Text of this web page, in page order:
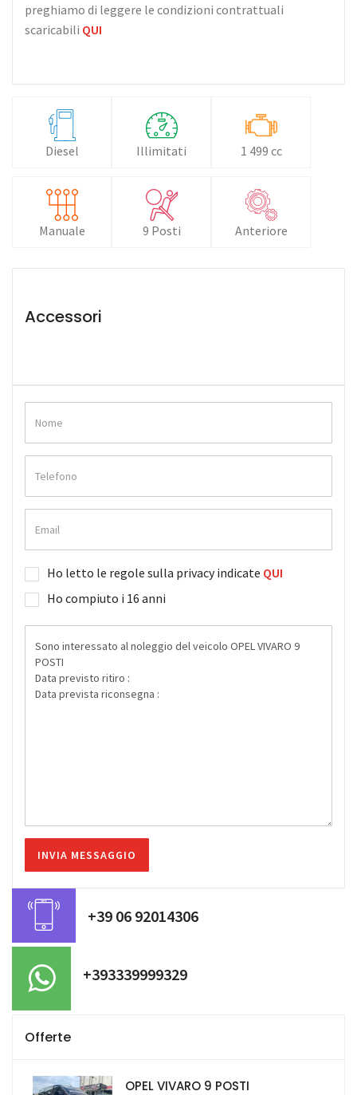
preghiamo di leggere le condizioni contrattuali
scaricabili QUI
Diesel Illimitati 1 499 cc
Manuale 9 Posti Anteriore
Accessori
Ho letto le regole sulla privacy indicate QUI
Ho compiuto i 16 anni
+39 06 92014306
+393339999329
Offerte
OPEL VIVARO 9 POSTI